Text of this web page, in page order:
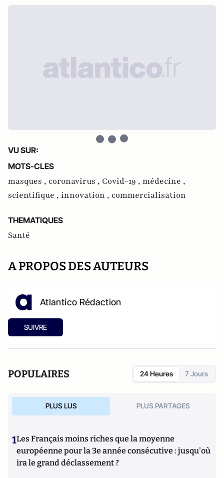
VU SUR:
MOTS-CLES
masques , coronavirus , Covid-19 , médecine ,
scientifique , innovation , commercialisation
THEMATIQUES
Santé
A PROPOS DES AUTEURS
Atlantico Rédaction
SUIVRE
POPULAIRES 24 Heures 7 Jours
PLUS LUS PLUS PARTAGES
1Les Français moins riches que la moyenne
européenne pour la 3e année consécutive : jusqu'où
ira le grand déclassement ?